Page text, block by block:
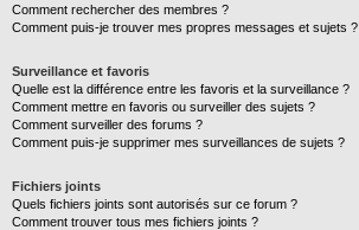
Comment rechercher des membres ?
Comment puis-je trouver mes propres messages et sujets ?
Surveillance et favoris
Quelle est la différence entre les favoris et la surveillance ?
Comment mettre en favoris ou surveiller des sujets ?
Comment surveiller des forums ?
Comment puis-je supprimer mes surveillances de sujets ?
Fichiers joints
Quels fichiers joints sont autorisés sur ce forum ?
Comment trouver tous mes fichiers joints ?